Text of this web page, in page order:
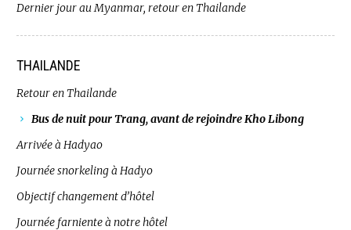
Dernier jour au Myanmar, retour en Thailande
THAILANDE
Retour en Thailande
Bus de nuit pour Trang, avant de rejoindre Kho Libong
Arrivée à Hadyao
Journée snorkeling à Hadyo
Objectif changement d’hôtel
Journée farniente à notre hôtel